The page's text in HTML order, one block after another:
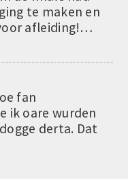
te maken en
afleiding!…
fan
ik oare wurden
derta. Dat